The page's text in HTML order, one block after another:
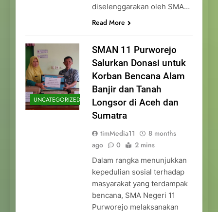
diselenggarakan oleh SMA…
Read More
UNCATEGORIZED
SMAN 11 Purworejo
Salurkan Donasi untuk
Korban Bencana Alam
Banjir dan Tanah
Longsor di Aceh dan
Sumatra
timMedia11
8 months
ago
0 2 mins
Dalam rangka menunjukkan
kepedulian sosial terhadap
masyarakat yang terdampak
bencana, SMA Negeri 11
Purworejo melaksanakan